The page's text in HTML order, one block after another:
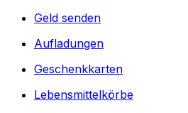
Geld senden
Aufladungen
Geschenkkarten
Lebensmittelkörbe